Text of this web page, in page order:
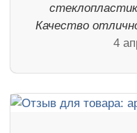
Качество
4